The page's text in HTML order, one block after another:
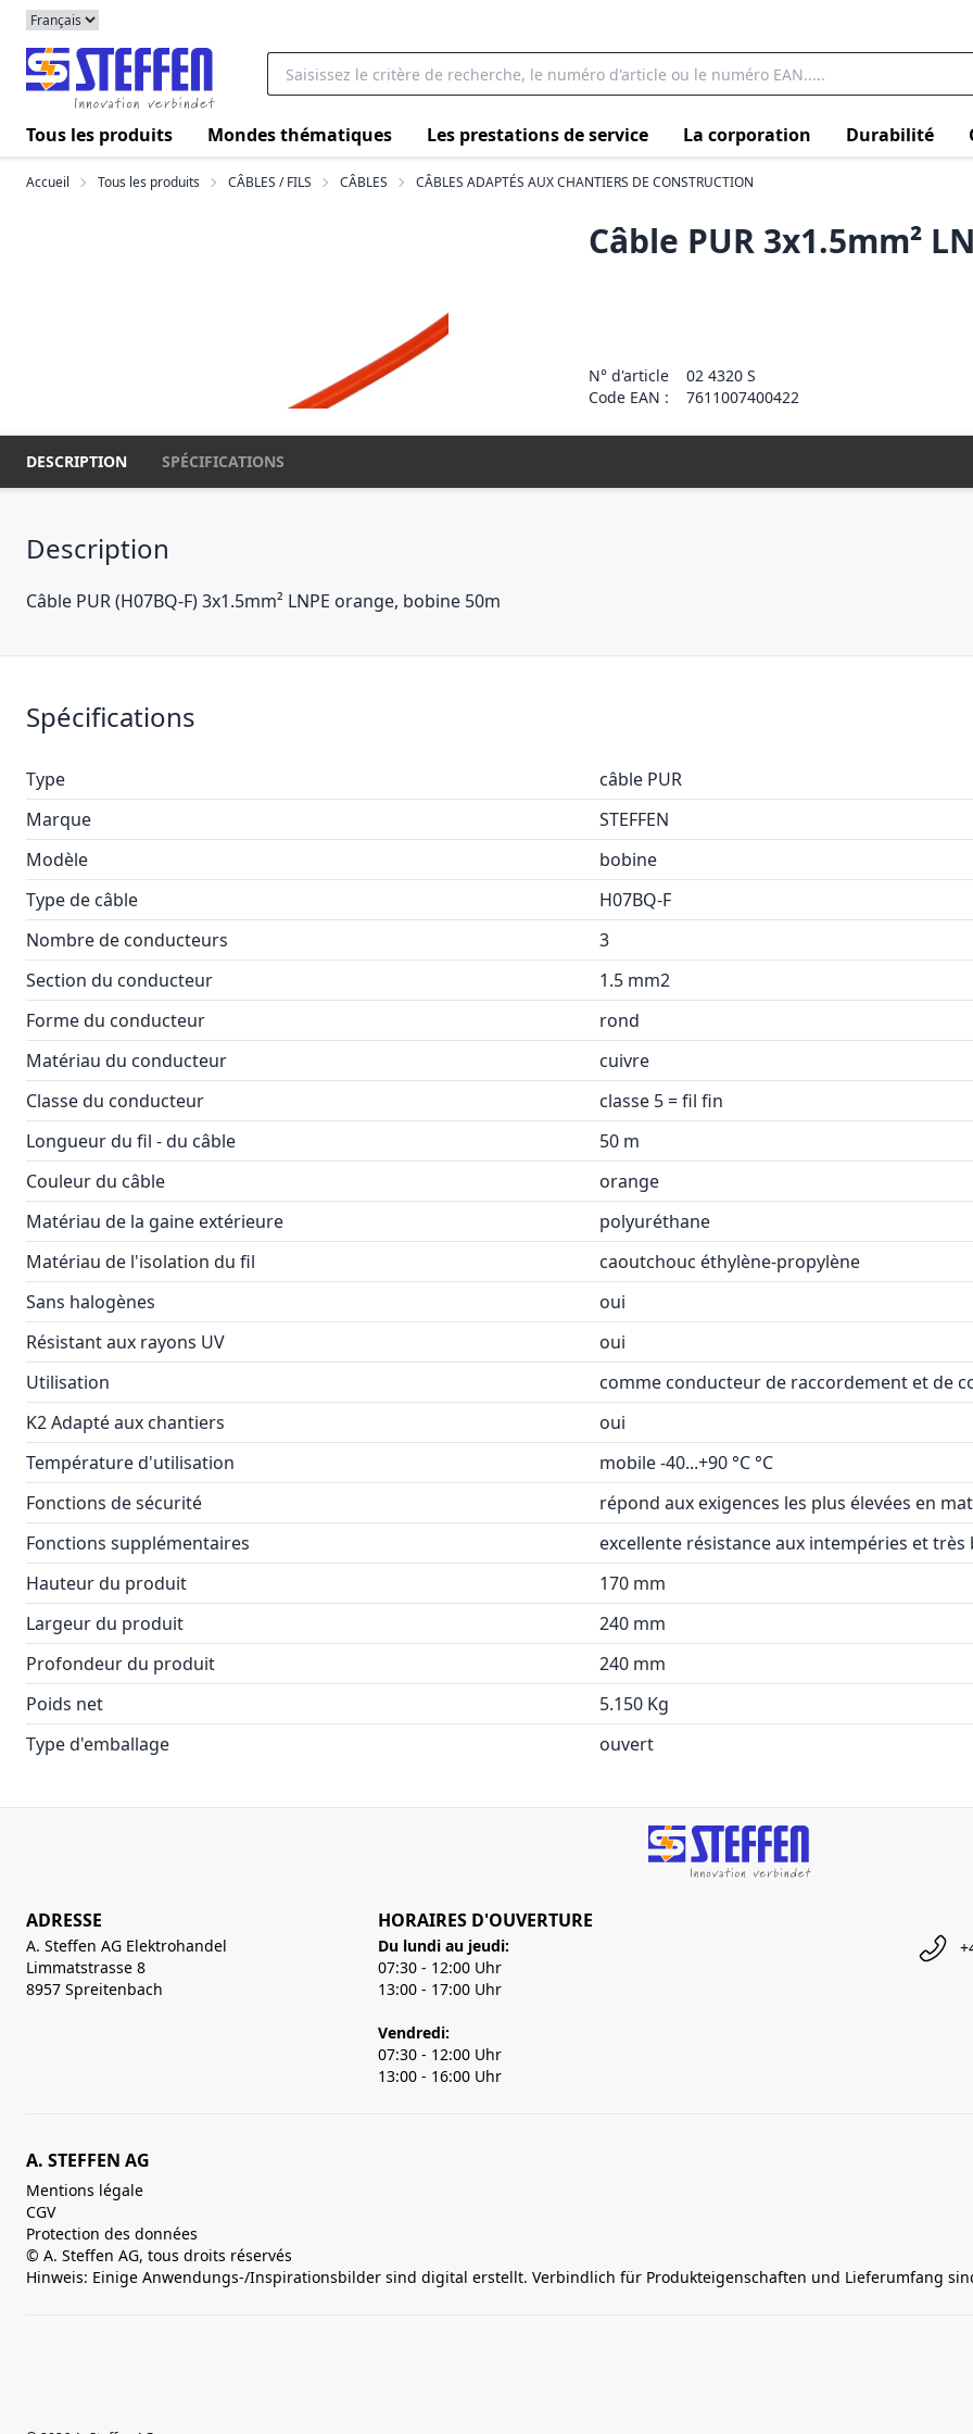
Tous les produits Mondes thématiques Les prestations de service La corporation Durabilité
Accueil Tous les produits CÂBLES / FILS CÂBLES CÂBLES ADAPTÉS AUX CHANTIERS DE CONSTRUCTION
Câble PUR 3x1.5mm²
N° d'article
02 4320 S
Code EAN :
7611007400422
DESCRIPTION SPÉCIFICATIONS
Description
Câble PUR (H07BQ-F) 3x1.5mm² LNPE orange, bobine 50m
Spécifications
Type
câble PUR
Marque
STEFFEN
Modèle
bobine
Type de câble
H07BQ-F
Nombre de conducteurs
3
Section du conducteur
1.5 mm2
Forme du conducteur
rond
Matériau du conducteur
cuivre
Classe du conducteur
classe 5 = fil fin
Longueur du fil - du câble
50 m
Couleur du câble
orange
Matériau de la gaine extérieure
polyuréthane
Matériau de l'isolation du fil
caoutchouc éthylène-propylène
Sans halogènes
oui
Résistant aux rayons UV
oui
Utilisation
comme conducteur de raccordement et de
K2 Adapté aux chantiers
oui
Température d'utilisation
mobile -40...+90 °C °C
Fonctions de sécurité
répond aux exigences les plus élevées en
Fonctions supplémentaires
excellente résistance aux intempéries et
Hauteur du produit
170 mm
Largeur du produit
240 mm
Profondeur du produit
240 mm
Poids net
5.150 Kg
Type d'emballage
ouvert
ADRESSE
A. Steffen AG Elektrohandel
Limmatstrasse 8
8957 Spreitenbach
HORAIRES D'OUVERTURE
Du lundi au jeudi:
07:30 - 12:00 Uhr
13:00 - 17:00 Uhr
Vendredi:
07:30 - 12:00 Uhr
13:00 - 16:00 Uhr
A. STEFFEN AG
Mentions légale
CGV
Protection des données
© A. Steffen AG, tous droits réservés
Hinweis: Einige Anwendungs-/Inspirationsbilder sind digital erstellt. Verbindlich für Produkteigenschaften und Lieferumfang